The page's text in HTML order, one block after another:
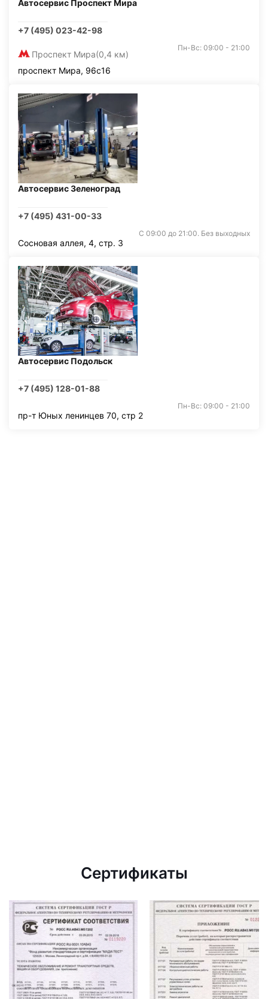
Автосервис Проспект Мира
+7 (495) 023-42-98
Проспект Мира(0,4 км)
Пн-Вс: 09:00 - 21:00
проспект Мира, 96с16
Автосервис Зеленоград
+7 (495) 431-00-33
С 09:00 до 21:00. Без выходных
Сосновая аллея, 4, стр. 3
Автосервис Подольск
+7 (495) 128-01-88
Пн-Вс: 09:00 - 21:00
пр-т Юных ленинцев 70, стр 2
Сертификаты